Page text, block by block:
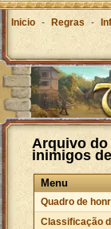
Inicio - Regras -
Arquivo do
inimigos
Menu
Quadro de
Classificação